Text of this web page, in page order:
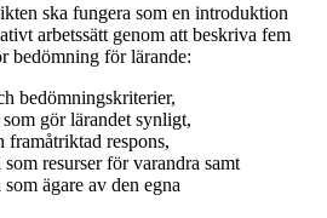
ska fungera som en introduktion
arbetssätt genom att beskriva fem
bedömning för lärande:
bedömningskriterier,
gör lärandet synligt,
framåtriktad respons,
resurser för varandra samt
ägare av den egna